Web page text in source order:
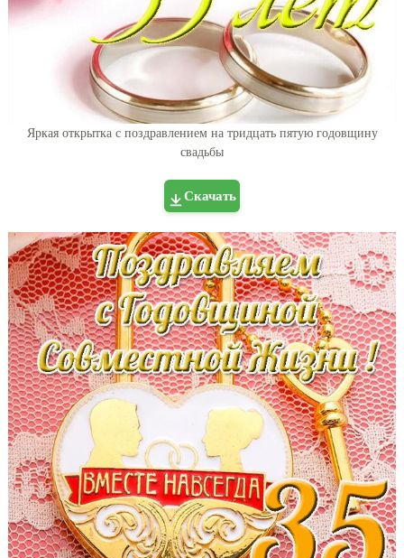
Яркая открытка с поздравлением на тридцать пятую годовщину
свадьбы
Скачать